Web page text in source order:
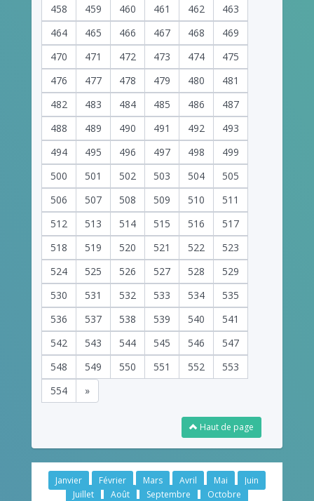
458 459 460 461 462
463
464
465 466 467 468
469
470
471 472 473 474
475
476
477 478 479 480
481
482
483 484 485 486
487
488
489 490 491 492
493
494
495 496 497 498
499
500
501 502 503 504
505
506
507 508 509 510
511
512
513 514 515 516
517
518
519 520 521 522
523
524
525 526 527 528
529
530
531 532 533 534
535
536
537 538 539 540
541
542
543 544 545 546
547
548
549 550 551 552
553
554
»
Haut de page
Janvier Février Mars Avril Mai
Juin
Juillet
Août Septembre
Octobre